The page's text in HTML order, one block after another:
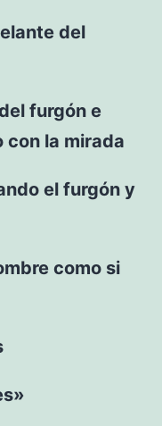
del
furgón e
con la mirada
el furgón y
como si